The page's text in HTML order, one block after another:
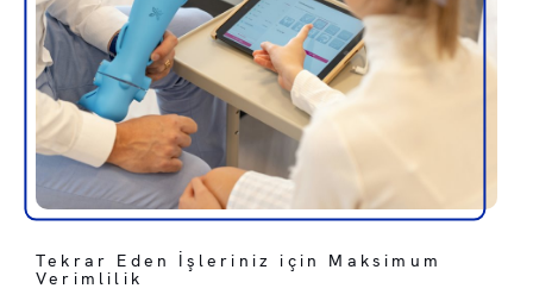
Tekrar Eden İşleriniz için Maksimum
Verimlilik